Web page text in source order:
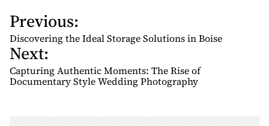
P
o
s
t
n
v
Previous:
Discovering the Ideal Storage Solutions in Boise
Next:
Capturing Authentic Moments: The Rise of
Documentary Style Wedding Photography